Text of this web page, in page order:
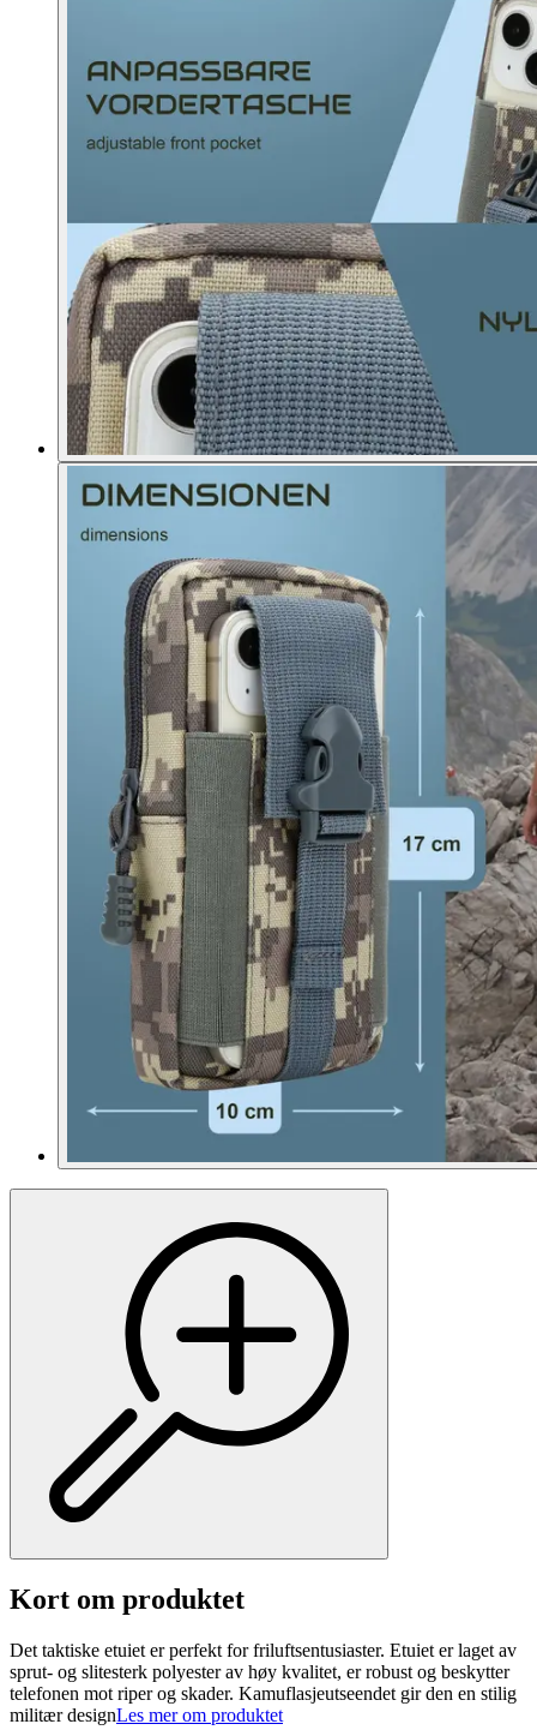
Kort om produktet
Det taktiske etuiet er perfekt for friluftsentusiaster. Etuiet er laget av
sprut- og slitesterk polyester av høy kvalitet, er robust og beskytter
telefonen mot riper og skader. Kamuflasjeutseendet gir den en stilig
militær designLes mer om produktet